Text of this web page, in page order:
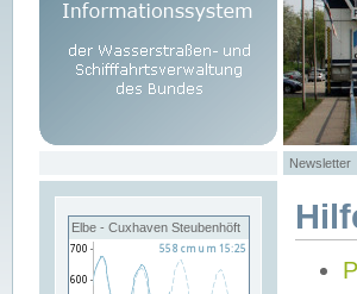
Newsletter
Elbe - Cuxhaven Steubenhöft